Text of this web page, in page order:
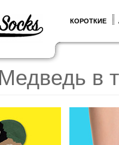
КОРОТКИЕ
в